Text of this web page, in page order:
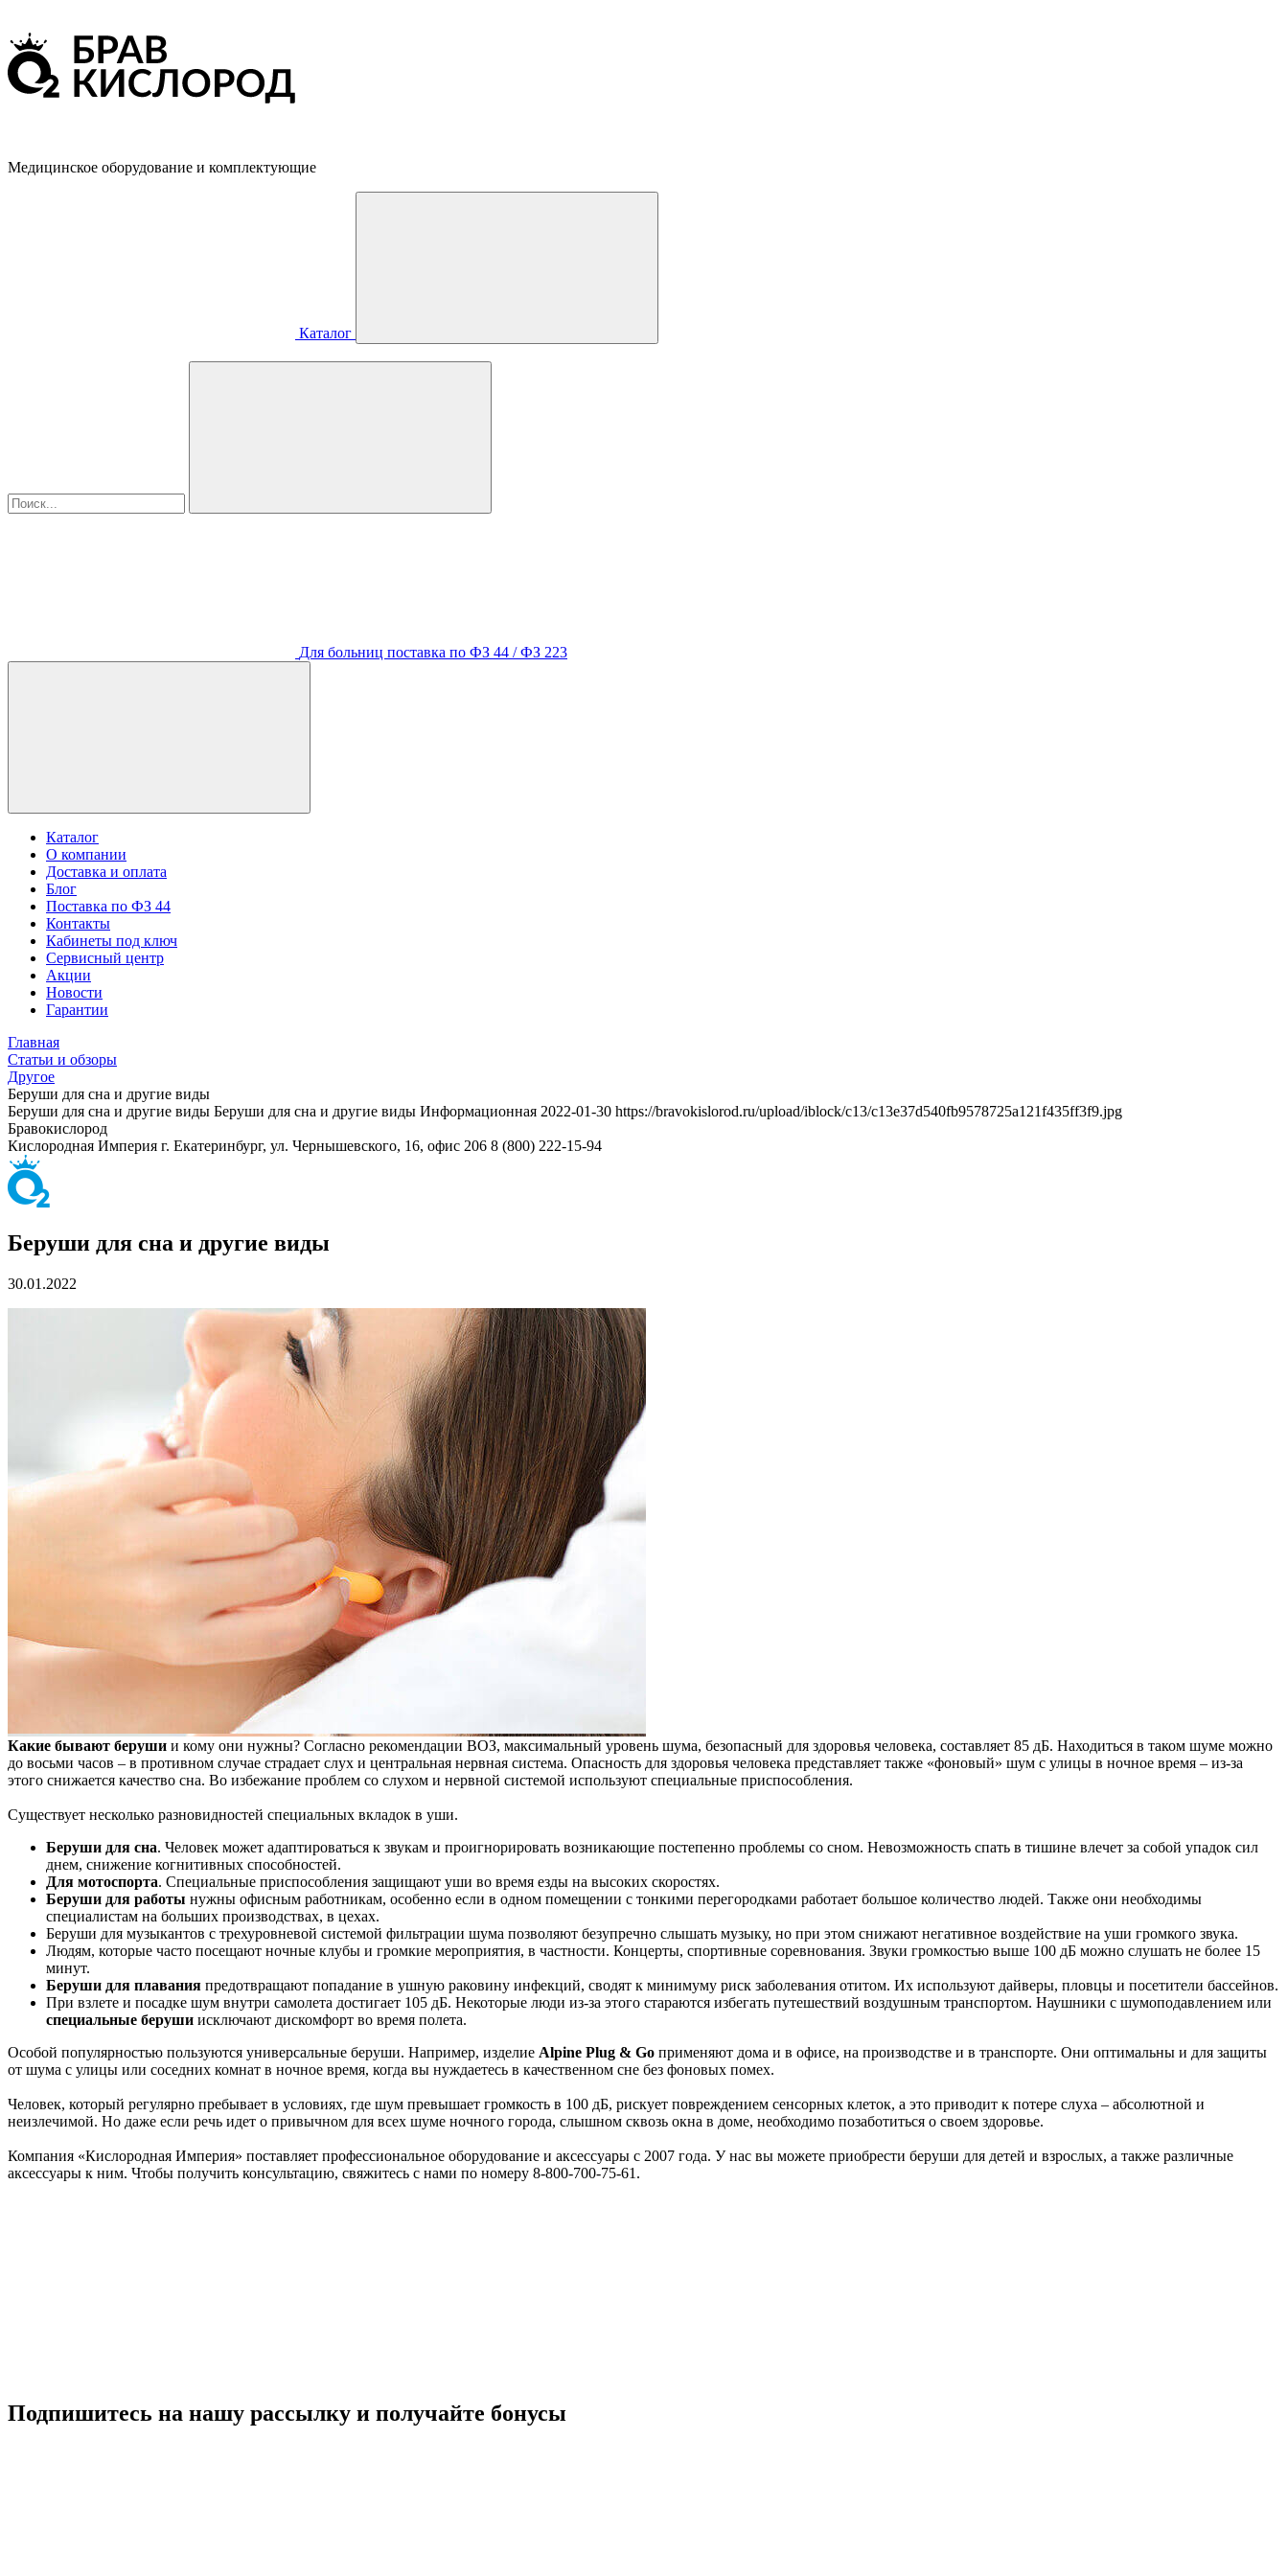
Медицинское оборудование и комплектующие
Каталог
Для больниц поставка по ФЗ 44 / ФЗ 223
Каталог
О компании
Доставка и оплата
Блог
Поставка по ФЗ 44
Контакты
Кабинеты под ключ
Сервисный центр
Акции
Новости
Гарантии
Главная
Статьи и обзоры
Другое
Беруши для сна и другие виды
Беруши для сна и другие виды Беруши для сна и другие виды Информационная 2022-01-30 https://bravokislorod.ru/upload/iblock/c13/c13e37d540fb9578725a121f435ff3f9.jpg
Бравокислород
Кислородная Империя г. Екатеринбург, ул. Чернышевского, 16, офис 206 8 (800) 222-15-94
Беруши для сна и другие виды
30.01.2022
Какие бывают беруши и кому они нужны? Согласно рекомендации ВОЗ, максимальный уровень шума, безопасный для здоровья человека, составляет 85 дБ. Находиться в таком шуме можно
до восьми часов – в противном случае страдает слух и центральная нервная система. Опасность для здоровья человека представляет также «фоновый» шум с улицы в ночное время – из-за
этого снижается качество сна. Во избежание проблем со слухом и нервной системой используют специальные приспособления.
Существует несколько разновидностей специальных вкладок в уши.
Беруши для сна. Человек может адаптироваться к звукам и проигнорировать возникающие постепенно проблемы со сном. Невозможность спать в тишине влечет за собой упадок сил
днем, снижение когнитивных способностей.
Для мотоспорта. Специальные приспособления защищают уши во время езды на высоких скоростях.
Беруши для работы нужны офисным работникам, особенно если в одном помещении с тонкими перегородками работает большое количество людей. Также они необходимы
специалистам на больших производствах, в цехах.
Беруши для музыкантов с трехуровневой системой фильтрации шума позволяют безупречно слышать музыку, но при этом снижают негативное воздействие на уши громкого звука.
Людям, которые часто посещают ночные клубы и громкие мероприятия, в частности. Концерты, спортивные соревнования. Звуки громкостью выше 100 дБ можно слушать не более 15
минут.
Беруши для плавания предотвращают попадание в ушную раковину инфекций, сводят к минимуму риск заболевания отитом. Их используют дайверы, пловцы и посетители бассейнов.
При взлете и посадке шум внутри самолета достигает 105 дБ. Некоторые люди из-за этого стараются избегать путешествий воздушным транспортом. Наушники с шумоподавлением или
специальные беруши исключают дискомфорт во время полета.
Особой популярностью пользуются универсальные беруши. Например, изделие Alpine Plug & Go применяют дома и в офисе, на производстве и в транспорте. Они оптимальны и для защиты
от шума с улицы или соседних комнат в ночное время, когда вы нуждаетесь в качественном сне без фоновых помех.
Человек, который регулярно пребывает в условиях, где шум превышает громкость в 100 дБ, рискует повреждением сенсорных клеток, а это приводит к потере слуха – абсолютной и
неизлечимой. Но даже если речь идет о привычном для всех шуме ночного города, слышном сквозь окна в доме, необходимо позаботиться о своем здоровье.
Компания «Кислородная Империя» поставляет профессиональное оборудование и аксессуары с 2007 года. У нас вы можете приобрести беруши для детей и взрослых, а также различные
аксессуары к ним. Чтобы получить консультацию, свяжитесь с нами по номеру 8-800-700-75-61.
Подпишитесь на нашу рассылку и получайте бонусы